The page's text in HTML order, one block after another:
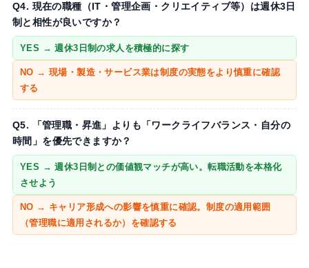
Q4. 現在の職種（IT・管理企画・クリエイティブ等）は週休3日
制と相性が良いですか？
YES → 週休3日制の求人を積極的に探す
NO → 現場・製造・サービス業は制度の実態をより慎重に確認
する
Q5. 「管理職・昇進」よりも「ワークライフバランス・自分の
時間」を優先できますか？
YES → 週休3日制との価値観マッチが高い。転職活動を本格化
させよう
NO → キャリア形成への影響を慎重に確認。制度の適用範囲
（管理職に適用されるか）を確認する